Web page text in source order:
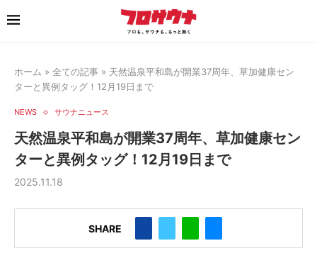
ホーム » 全ての記事 » 天然温泉平和島が開業37周年、草加健康セン
ターと異例タッグ！12月19日まで
NEWS サウナニュース
天然温泉平和島が開業37周年、草加健康セン
ターと異例タッグ！12月19日まで
2025.11.18
SHARE